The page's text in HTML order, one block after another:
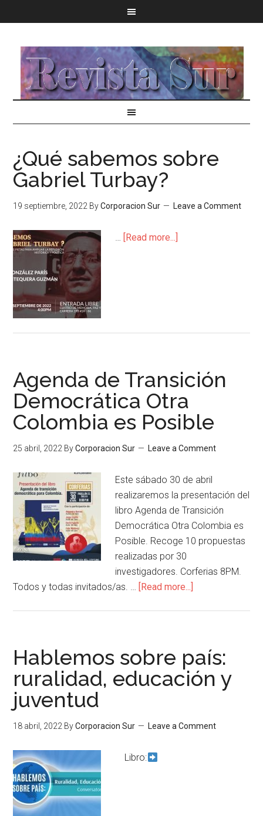
¿Qué sabemos sobre
Gabriel Turbay?
19 septiembre, 2022 ByCorporacion Sur Leave a Comment
… [Read more...]
Agenda de Transición
Democrática Otra
Colombia es Posible
25 abril, 2022 ByCorporacion Sur Leave a Comment
Este sábado 30 de abril
realizaremos la presentación del
libro Agenda de Transición
Democrática Otra Colombia es
Posible. Recoge 10 propuestas
realizadas por 30
investigadores. Corferias 8PM.
Todos y todas invitados/as. … [Read more...]
Hablemos sobre país:
ruralidad, educación y
juventud
18 abril, 2022 ByCorporacion Sur Leave a Comment
Libro: